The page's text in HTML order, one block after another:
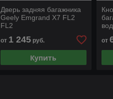
Дверь задняя багажника
Geely Emgrand X7 FL2
FL2
от 1 245руб.
Купить
от